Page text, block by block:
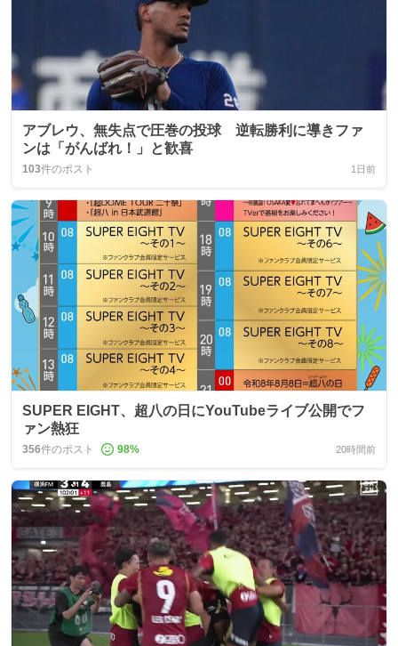
アブレウ、無失点で圧巻の投球 逆転勝利に導きファ
ンは「がんばれ！」と歓喜
103件のポスト 1日前
SUPER EIGHT、超八の日にYouTubeライブ公開でフ
ァン熱狂
356件のポスト 98% 20時間前